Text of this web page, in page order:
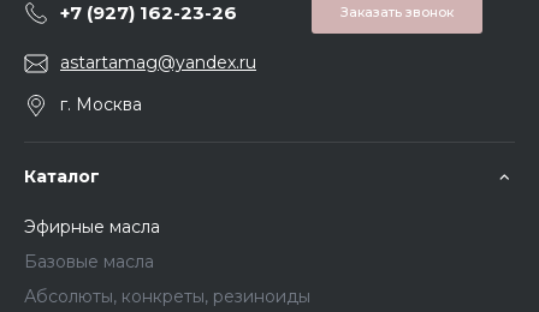
+7 (927) 162-23-26 Заказать звонок
astartamag@yandex.ru
г. Москва
Каталог
Эфирные масла
Базовые масла
Абсолюты, конкреты, резиноиды